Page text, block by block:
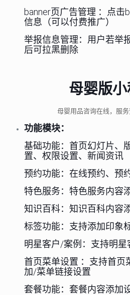
banner页广告管理 ：点击
信息（可以付费推广）
举报信息管理：用户若举
后可拉黑删除
母婴版
母婴用品咨询在线，服
功能模块：
基础功能：首页幻灯片、
置、权限设置、新闻资讯
预约功能：在线预约、预
特色服务：特色服务内容
知识百科：知识百科内容
标签功能：支持添加印象
明星客户/案例：支持明
首页菜单设置 ：支持首
加/菜单链接设置
套餐功能：套餐内容添加